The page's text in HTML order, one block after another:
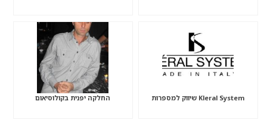
Kleral System שיווק למספרות החלקה יפנית בקולוסיאום